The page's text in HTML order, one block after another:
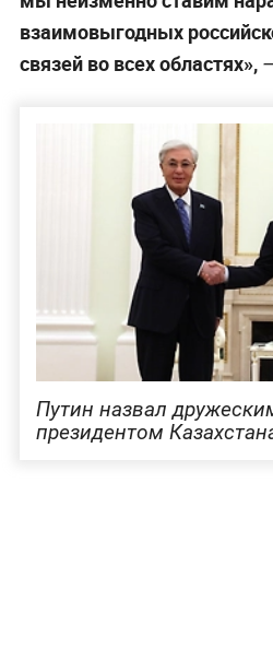
взаимовыгодных
связей во всех областях»,
Путин назвал
президентом